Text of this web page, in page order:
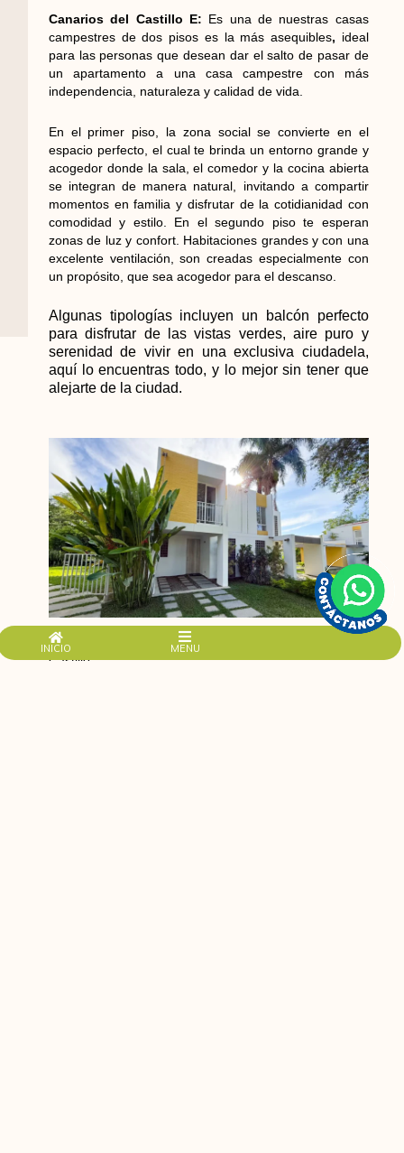
Canarios del Castillo E: Es una de nuestras casas
campestres de dos pisos es la más asequibles, ideal
para las personas que desean dar el salto de pasar de
un apartamento a una casa campestre con más
independencia, naturaleza y calidad de vida.
En el primer piso, la zona social se convierte en el
espacio perfecto, el cual te brinda un entorno grande y
acogedor donde la sala, el comedor y la cocina abierta
se integran de manera natural, invitando a compartir
momentos en familia y disfrutar de la cotidianidad con
comodidad y estilo. En el segundo piso te esperan
zonas de luz y confort. Habitaciones grandes y con una
excelente ventilación, son creadas especialmente con
un propósito, que sea acogedor para el descanso.
Algunas tipologías incluyen un balcón perfecto
para disfrutar de las vistas verdes, aire puro y
serenidad de vivir en una exclusiva ciudadela,
aquí lo encuentras todo, y lo mejor sin tener que
alejarte de la ciudad.
Una vida diferente te espera en Ciudad Campestre El
Castillo
INICIO MENU